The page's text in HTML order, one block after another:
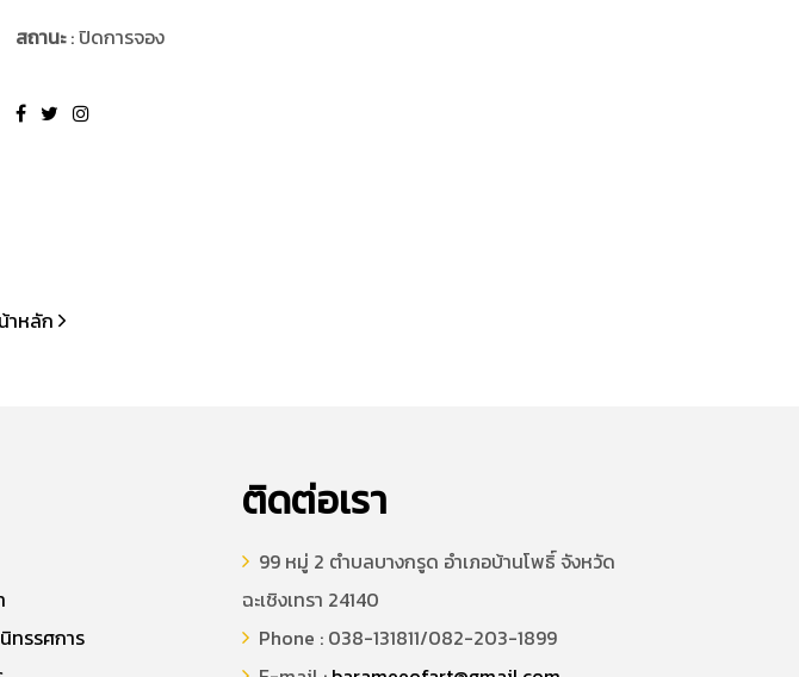
สถานะ: ปิดการจอง
าหลัก
ทรรศการ
ติดต่อเรา
99 หมู่ 2 ตำบลบางกรูด อำเภอบ้านโพธิ์ จังหวัด
ฉะเชิงเทรา 24140
Phone : 038-131811/082-203-1899